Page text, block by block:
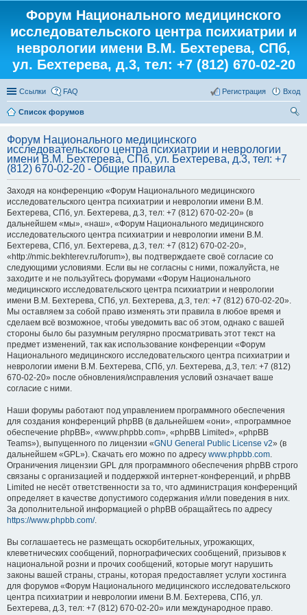
Форум Национального медицинского
исследовательского центра психиатрии и
неврологии имени В.М. Бехтерева, СПб,
ул. Бехтерева, д.3, тел: +7 (812) 670-02-20
Ссылки FAQ Вход
Регистрация
Список форумов
Форум Национального медицинского
исследовательского центра психиатрии и неврологии
имени В.М. Бехтерева, СПб, ул. Бехтерева, д.3, тел: +7
(812) 670-02-20 - Общие правила
Заходя на конференцию «Форум Национального медицинского
исследовательского центра психиатрии и неврологии имени В.М.
Бехтерева, СПб, ул. Бехтерева, д.3, тел: +7 (812) 670-02-20» (в
дальнейшем «мы», «наш», «Форум Национального медицинского
исследовательского центра психиатрии и неврологии имени В.М.
Бехтерева, СПб, ул. Бехтерева, д.3, тел: +7 (812) 670-02-20»,
«http://nmic.bekhterev.ru/forum»), вы подтверждаете своё согласие со
следующими условиями. Если вы не согласны с ними, пожалуйста, не
заходите и не пользуйтесь форумами «Форум Национального
медицинского исследовательского центра психиатрии и неврологии
имени В.М. Бехтерева, СПб, ул. Бехтерева, д.3, тел: +7 (812) 670-02-20».
Мы оставляем за собой право изменять эти правила в любое время и
сделаем всё возможное, чтобы уведомить вас об этом, однако с вашей
стороны было бы разумным регулярно просматривать этот текст на
предмет изменений, так как использование конференции «Форум
Национального медицинского исследовательского центра психиатрии и
неврологии имени В.М. Бехтерева, СПб, ул. Бехтерева, д.3, тел: +7 (812)
670-02-20» после обновления/исправления условий означает ваше
согласие с ними.
Наши форумы работают под управлением программного обеспечения
для создания конференций phpBB (в дальнейшем «они», «программное
обеспечение phpBB», «www.phpbb.com», «phpBB Limited», «phpBB
Teams»), выпущенного по лицензии «GNU General Public License v2» (в
дальнейшем «GPL»). Скачать его можно по адресу www.phpbb.com.
Ограничения лицензии GPL для программного обеспечения phpBB строго
связаны с организацией и поддержкой интернет-конференций, и phpBB
Limited не несёт ответственности за то, что администрация конференций
определяет в качестве допустимого содержания и/или поведения в них.
За дополнительной информацией о phpBB обращайтесь по адресу
https://www.phpbb.com/.
Вы соглашаетесь не размещать оскорбительных, угрожающих,
клеветнических сообщений, порнографических сообщений, призывов к
национальной розни и прочих сообщений, которые могут нарушить
законы вашей страны, страны, которая предоставляет услуги хостинга
для форумов «Форум Национального медицинского исследовательского
центра психиатрии и неврологии имени В.М. Бехтерева, СПб, ул.
Бехтерева, д.3, тел: +7 (812) 670-02-20» или международное право.